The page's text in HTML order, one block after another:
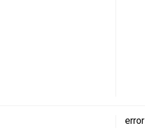
error